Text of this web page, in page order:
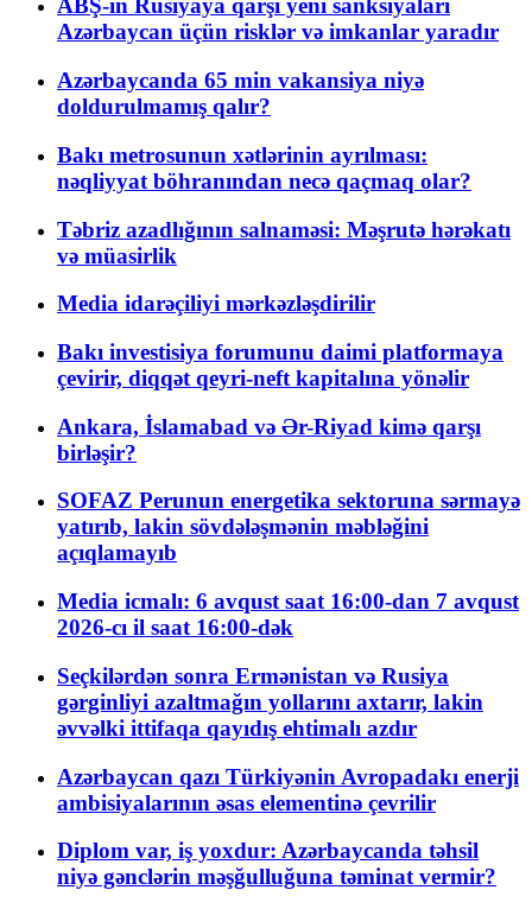
ABŞ-ın Rusiyaya qarşı yeni sanksiyaları
Azərbaycan üçün risklər və imkanlar yaradır
Azərbaycanda 65 min vakansiya niyə
doldurulmamış qalır?
Bakı metrosunun xətlərinin ayrılması:
nəqliyyat böhranından necə qaçmaq olar?
Təbriz azadlığının salnaməsi: Məşrutə hərəkatı
və müasirlik
Media idarəçiliyi mərkəzləşdirilir
Bakı investisiya forumunu daimi platformaya
çevirir, diqqət qeyri-neft kapitalına yönəlir
Ankara, İslamabad və Ər-Riyad kimə qarşı
birləşir?
SOFAZ Perunun energetika sektoruna sərmayə
yatırıb, lakin sövdələşmənin məbləğini
açıqlamayıb
Media icmalı: 6 avqust saat 16:00-dan 7 avqust
2026-cı il saat 16:00-dək
Seçkilərdən sonra Ermənistan və Rusiya
gərginliyi azaltmağın yollarını axtarır, lakin
əvvəlki ittifaqa qayıdış ehtimalı azdır
Azərbaycan qazı Türkiyənin Avropadakı enerji
ambisiyalarının əsas elementinə çevrilir
Diplom var, iş yoxdur: Azərbaycanda təhsil
niyə gənclərin məşğulluğuna təminat vermir?